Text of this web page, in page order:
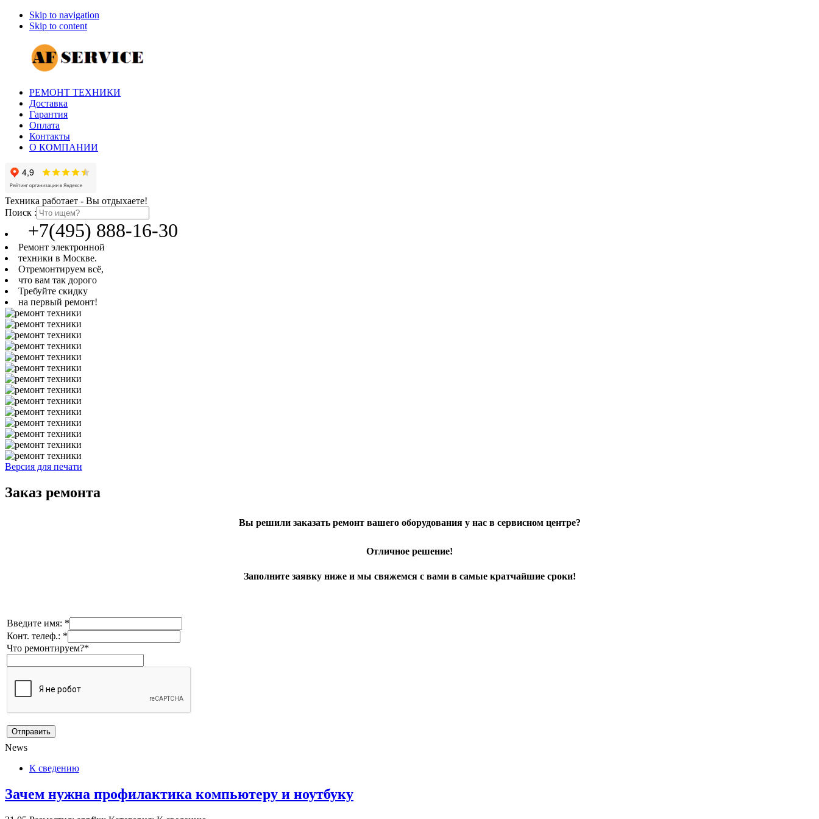
Skip to navigation
Skip to content
РЕМОНТ ТЕХНИКИ
Доставка
Гарантия
Оплата
Контакты
О КОМПАНИИ
Техника работает - Вы отдыхаете!
Поиск :
+7(495) 888-16-30
Ремонт электронной
техники в Москве.
Отремонтируем всё,
что вам так дорого
Требуйте скидку
на первый ремонт!
Версия для печати
Заказ ремонта
Вы решили заказать ремонт вашего оборудования у нас в сервисном центре?
Отличное решение!
Заполните заявку ниже и мы свяжемся с вами в самые кратчайшие сроки!
Введите имя: *
Конт. телеф.: *
Что ремонтируем?*
News
К сведению
Зачем нужна профилактика компьютеру и ноутбуку